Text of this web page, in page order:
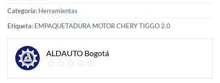
Categoría: Herramientas
Etiqueta: EMPAQUETADURA MOTOR CHERY TIGGO 2.0
ALDAUTO Bogotá